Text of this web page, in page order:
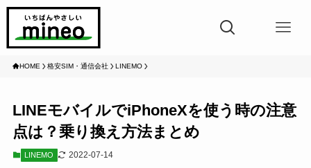
HOME 格安SIM・通信会社 LINEMO
LINEモバイルでiPhoneXを使う時の注意
点は？乗り換え方法まとめ
LINEMO 2022-07-14